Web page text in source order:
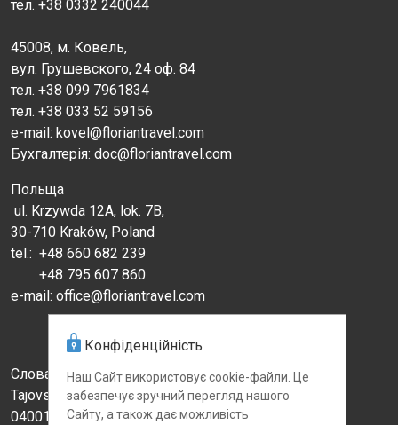
Конфіденційність
Наш Сайт використовує cookie-файли. Це
забезпечує зручний перегляд нашого
Сайту, а також дає можливість
тел. +38 0332 240044
45008, м. Ковель,
вул. Грушевского, 24 оф. 84
тел. +38 099 7961834
тел. +38 033 52 59156
e-mail: kovel@floriantravel.com
Бухгалтерія: doc@floriantravel.com
Польща
ul. Krzywda 12A, lok. 7B,
30-710 Kraków, Poland
tel.: +48 660 682 239
+48 795 607 860
e-mail: office@floriantravel.com
Словаччина
Tajovskeho st., 1
04001 Kosice, Slovakia